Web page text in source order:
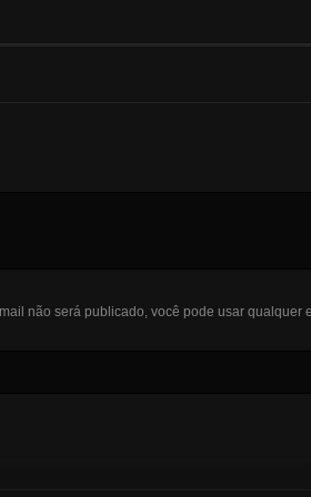
não será publicado, você pode usar qualquer